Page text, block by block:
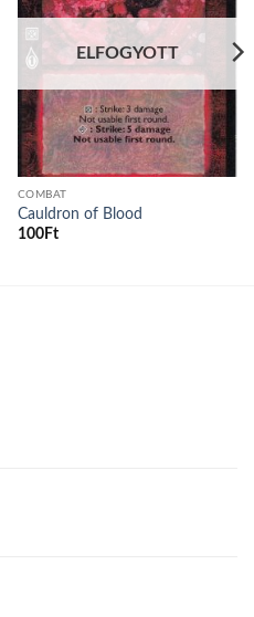
ELFOGYOTT
COMBAT
Cauldron of Blood
100Ft